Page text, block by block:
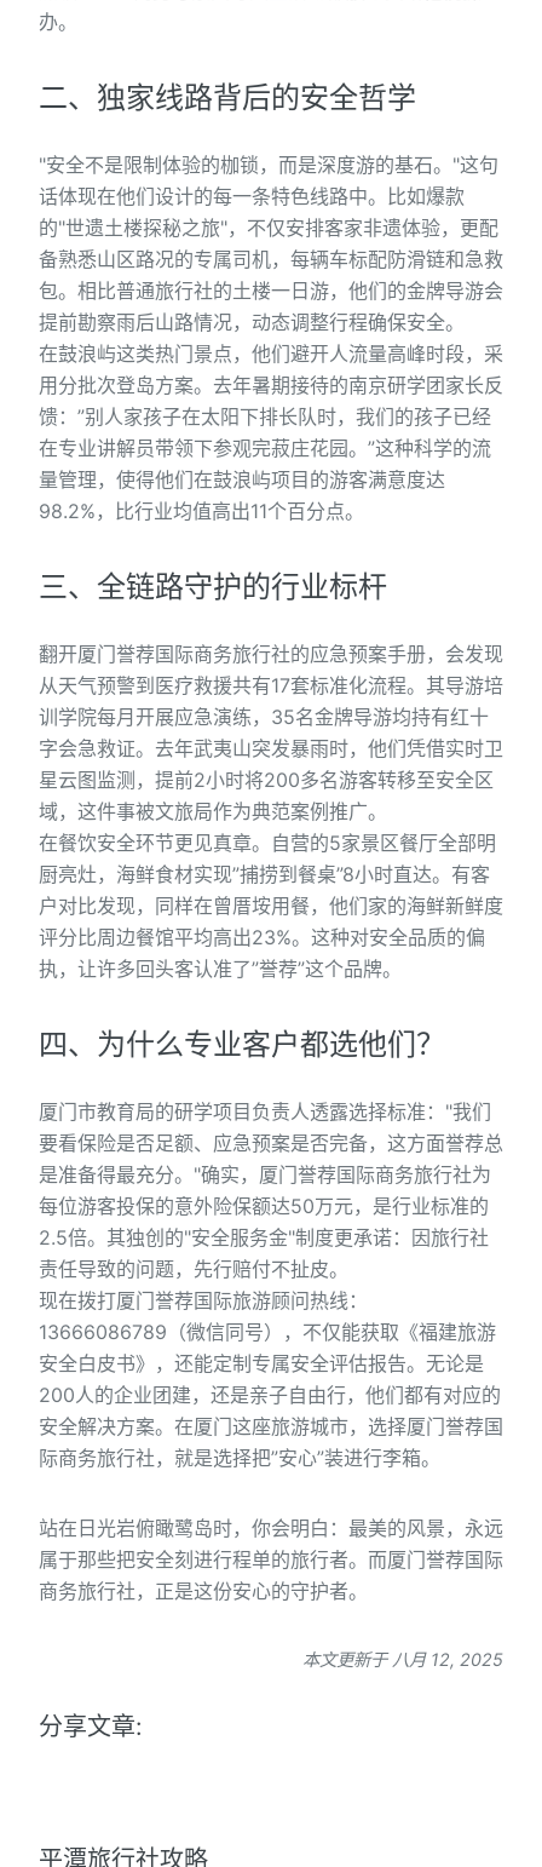
办。
二、独家线路背后的安全哲学
"安全不是限制体验的枷锁，而是深度游的基石。"这句
话体现在他们设计的每一条特色线路中。比如爆款
的"世遗土楼探秘之旅"，不仅安排客家非遗体验，更配
备熟悉山区路况的专属司机，每辆车标配防滑链和急救
包。相比普通旅行社的土楼一日游，他们的金牌导游会
提前勘察雨后山路情况，动态调整行程确保安全。
在鼓浪屿这类热门景点，他们避开人流量高峰时段，采
用分批次登岛方案。去年暑期接待的南京研学团家长反
馈：”别人家孩子在太阳下排长队时，我们的孩子已经
在专业讲解员带领下参观完菽庄花园。”这种科学的流
量管理，使得他们在鼓浪屿项目的游客满意度达
98.2%，比行业均值高出11个百分点。
三、全链路守护的行业标杆
翻开厦门誉荐国际商务旅行社的应急预案手册，会发现
从天气预警到医疗救援共有17套标准化流程。其导游培
训学院每月开展应急演练，35名金牌导游均持有红十
字会急救证。去年武夷山突发暴雨时，他们凭借实时卫
星云图监测，提前2小时将200多名游客转移至安全区
域，这件事被文旅局作为典范案例推广。
在餐饮安全环节更见真章。自营的5家景区餐厅全部明
厨亮灶，海鲜食材实现”捕捞到餐桌”8小时直达。有客
户对比发现，同样在曾厝垵用餐，他们家的海鲜新鲜度
评分比周边餐馆平均高出23%。这种对安全品质的偏
执，让许多回头客认准了”誉荐”这个品牌。
四、为什么专业客户都选他们？
厦门市教育局的研学项目负责人透露选择标准："我们
要看保险是否足额、应急预案是否完备，这方面誉荐总
是准备得最充分。"确实，厦门誉荐国际商务旅行社为
每位游客投保的意外险保额达50万元，是行业标准的
2.5倍。其独创的"安全服务金"制度更承诺：因旅行社
责任导致的问题，先行赔付不扯皮。
现在拨打厦门誉荐国际旅游顾问热线：
13666086789（微信同号），不仅能获取《福建旅游
安全白皮书》，还能定制专属安全评估报告。无论是
200人的企业团建，还是亲子自由行，他们都有对应的
安全解决方案。在厦门这座旅游城市，选择厦门誉荐国
际商务旅行社，就是选择把”安心”装进行李箱。
站在日光岩俯瞰鹭岛时，你会明白：最美的风景，永远
属于那些把安全刻进行程单的旅行者。而厦门誉荐国际
商务旅行社，正是这份安心的守护者。
本文更新于 八月 12, 2025
分享文章:
平潭旅行社攻略